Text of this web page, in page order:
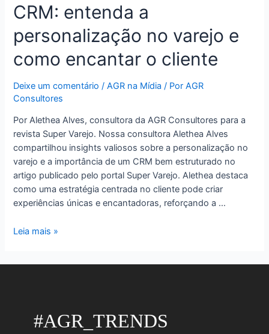
CRM: entenda a
personalização no varejo e
como encantar o cliente
Deixe um comentário /AGR na Mídia / PorAGR
Consultores
Por Alethea Alves, consultora da AGR Consultores para a
revista Super Varejo. Nossa consultora Alethea Alves
compartilhou insights valiosos sobre a personalização no
varejo e a importância de um CRM bem estruturado no
artigo publicado pelo portal Super Varejo. Alethea destaca
como uma estratégia centrada no cliente pode criar
experiências únicas e encantadoras, reforçando a …
Leia mais »
#AGR_TRENDS